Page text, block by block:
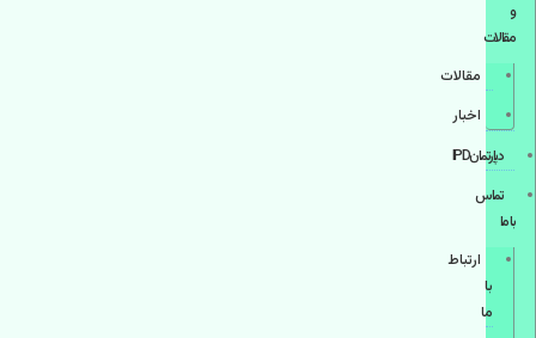
و
مقالات
مقالات
اخبار
دپارتمانIPD
تماس
با ما
ارتباط
با
ما